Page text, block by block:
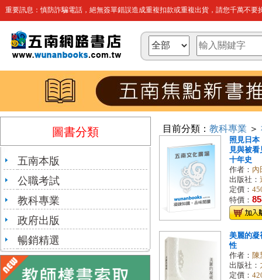
重要訊息：慎防詐騙電話，絕無簽單錯誤造成重複扣款或重複出貨，請您千萬不要
圖書分類
五南本版
公職考試
教科專業
政府出版
暢銷精選
目前分類： 教科專業 ＞
照見日本
見與被
十年史
作者： 內
出版社：
定價：
特價： 85
美麗的凝
性
作者： 陳
出版社：
定價：